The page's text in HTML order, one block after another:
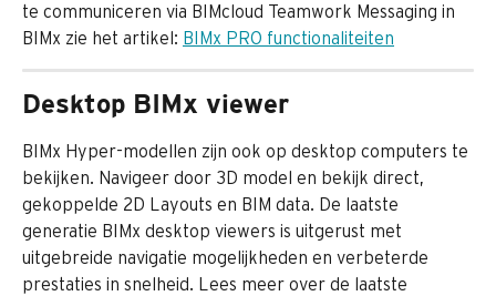
te communiceren via BIMcloud Teamwork Messaging in
BIMx zie het artikel: BIMx PRO functionaliteiten
Desktop BIMx viewer
BIMx Hyper-modellen zijn ook op desktop computers te
bekijken. Navigeer door 3D model en bekijk direct,
gekoppelde 2D Layouts en BIM data. De laatste
generatie BIMx desktop viewers is uitgerust met
uitgebreide navigatie mogelijkheden en verbeterde
prestaties in snelheid. Lees meer over de laatste